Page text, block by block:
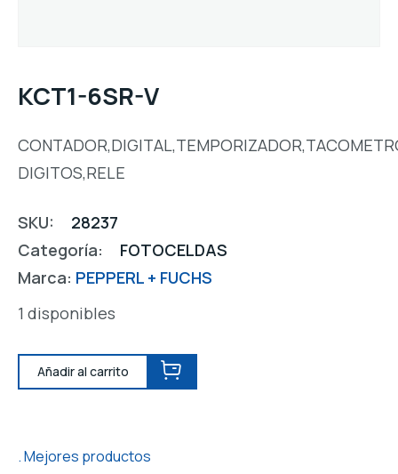
KCT1-6SR-V
DIGITOS,RELE
SKU:
28237
Categoría:
FOTOCELDAS
Marca: PEPPERL + FUCHS
1 disponibles
Añadir al carrito
Mejores productos